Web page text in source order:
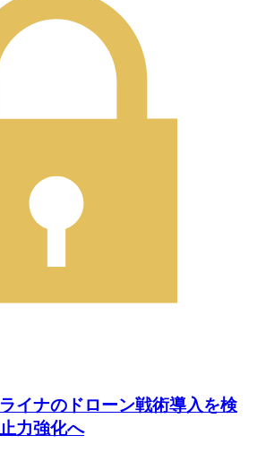
イナのドローン戦術導入を検
力強化へ